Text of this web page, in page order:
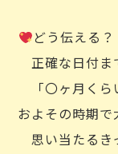
どう伝える？
正確な日付ま
「〇ヶ月くら
およその時期で
思い当たるき